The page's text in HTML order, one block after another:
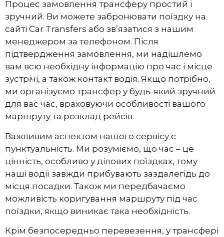
Процес замовлення трансферу простий і
зручний. Ви можете забронювати поїздку на
сайті Car Transfers або зв’язатися з нашим
менеджером за телефоном. Після
підтвердження замовлення, ми надішлемо
вам всю необхідну інформацію про час і місце
зустрічі, а також контакт водія. Якщо потрібно,
ми організуємо трансфер у будь-який зручний
для вас час, враховуючи особливості вашого
маршруту та розклад рейсів.
Важливим аспектом нашого сервісу є
пунктуальність. Ми розуміємо, що час – це
цінність, особливо у ділових поїздках, тому
наші водії завжди прибувають заздалегідь до
місця посадки. Також ми передбачаємо
можливість коригування маршруту під час
поїздки, якщо виникає така необхідність.
Крім безпосередньо перевезення, у трансфері